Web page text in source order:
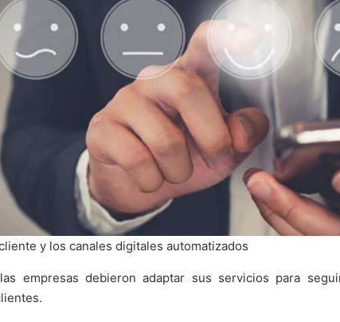
y los canales digitales automatizados
empresas debieron adaptar sus servicios para